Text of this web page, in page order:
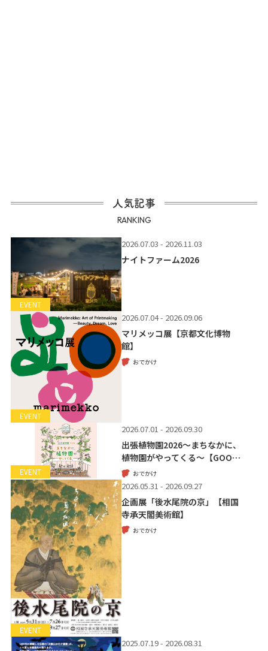
人気記事
RANKING
EVENT
2026.07.03 - 2026.11.03
ナイトファーム2026
EVENT
2026.07.04 - 2026.09.06
マリメッコ展【京都文化博物
館】
おでかけ
EVENT
2026.07.01 - 2026.09.30
出張植物園2026～まちなかに、
植物園がやってくる～【GOO…
おでかけ
EVENT
2026.05.31 - 2026.09.27
企画展「後水尾院の京」【相国
寺承天閣美術館】
おでかけ
2025.07.19 - 2026.08.31